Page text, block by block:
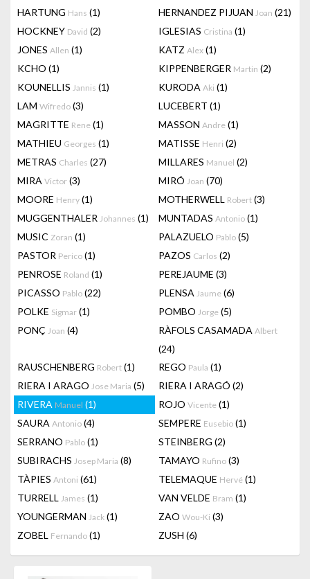
HARTUNG Hans (1) HERNANDEZ PIJUAN Joan (21)
HOCKNEY David (2) IGLESIAS Cristina (1)
JONES Allen (1) KATZ Alex (1)
KCHO (1) KIPPENBERGER Martin (2)
KOUNELLIS Jannis (1) KURODA Aki (1)
LAM Wifredo (3) LUCEBERT (1)
MAGRITTE Rene (1) MASSON Andre (1)
MATHIEU Georges (1) MATISSE Henri (2)
METRAS Charles (27) MILLARES Manuel (2)
MIRA Victor (3) MIRÓ Joan (70)
MOORE Henry (1) MOTHERWELL Robert (3)
MUGGENTHALER Johannes (1) MUNTADAS Antonio (1)
MUSIC Zoran (1) PALAZUELO Pablo (5)
PASTOR Perico (1) PAZOS Carlos (2)
PENROSE Roland (1) PEREJAUME (3)
PICASSO Pablo (22) PLENSA Jaume (6)
POLKE Sigmar (1) POMBO Jorge (5)
PONÇ Joan (4) RÀFOLS CASAMADA Albert
(24)
RAUSCHENBERG Robert (1) REGO Paula (1)
RIERA I ARAGO Jose Maria (5) RIERA I ARAGÓ (2)
RIVERA Manuel (1) ROJO Vicente (1)
SAURA Antonio (4) SEMPERE Eusebio (1)
SERRANO Pablo (1) STEINBERG (2)
SUBIRACHS Josep Maria (8) TAMAYO Rufino (3)
TÀPIES Antoni (61) TELEMAQUE Hervé (1)
TURRELL James (1) VAN VELDE Bram (1)
YOUNGERMAN Jack (1) ZAO Wou-Ki (3)
ZOBEL Fernando (1) ZUSH (6)